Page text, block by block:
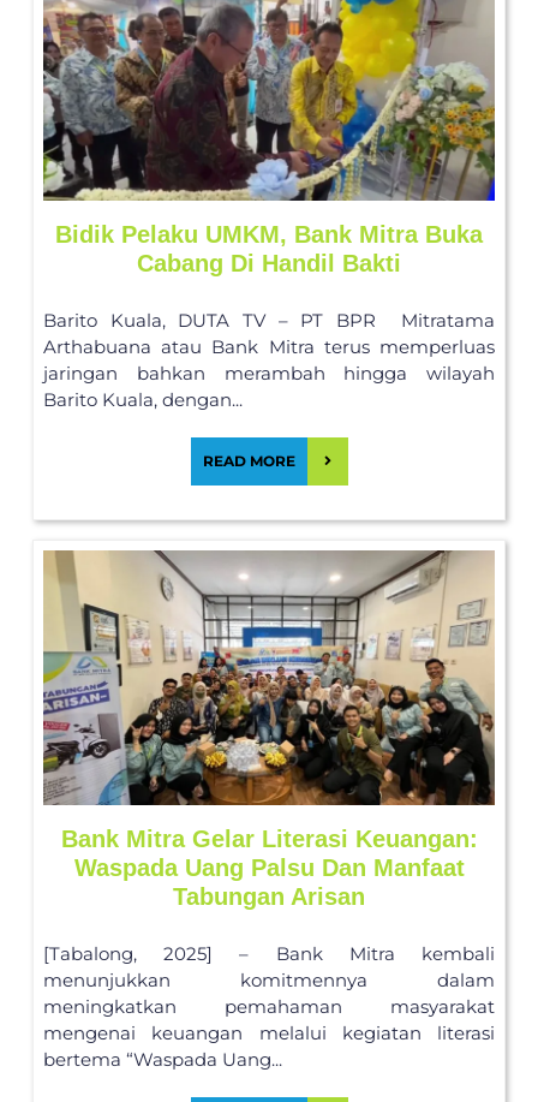
Bidik Pelaku UMKM, Bank Mitra Buka
Cabang Di Handil Bakti
Barito Kuala, DUTA TV – PT BPR Mitratama
Arthabuana atau Bank Mitra terus memperluas
jaringan bahkan merambah hingga wilayah
Barito Kuala, dengan...
READ MORE
Bank Mitra Gelar Literasi Keuangan:
Waspada Uang Palsu Dan Manfaat
Tabungan Arisan
[Tabalong, 2025] – Bank Mitra kembali
menunjukkan komitmennya dalam
meningkatkan pemahaman masyarakat
mengenai keuangan melalui kegiatan literasi
bertema “Waspada Uang...